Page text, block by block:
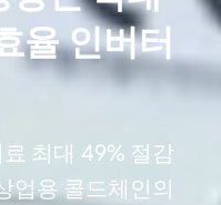
율 인버터
최대 49% 절감
업용 콜드체인의